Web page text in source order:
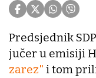
Predsjednik
jučer u emisiji
zarez" i tom